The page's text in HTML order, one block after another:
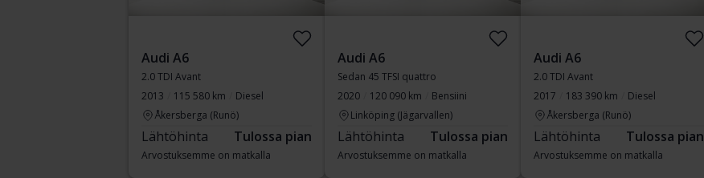
Audi A6
2.0 TDI Avant
2013
115 580 km
Diesel
Åkersberga (Runö)
Lähtöhinta Tulossa pian
Arvostuksemme on matkalla
Audi A6
Sedan 45 TFSI quattro
2020
120 090 km
Bensiini
Linköping (Jägarvallen)
Lähtöhinta Tulossa pian
Arvostuksemme on matkalla
Audi A6
2.0 TDI Avant
2017
183 390 km
Diesel
Åkersberga (Runö)
Lähtöhinta Tulossa pian
Arvostuksemme on matkalla